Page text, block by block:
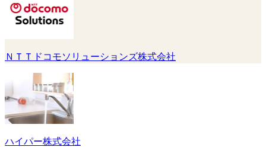
ＮＴＴドコモソリューションズ株式会社
ハイパー株式会社